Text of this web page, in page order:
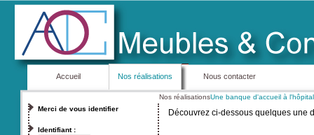
Accueil Nos réalisations Nous contacter
Merci de vous identifier
Identifiant :
Nos réalisationsUne banque d'accueil à
Découvrez ci-dessous quelques une